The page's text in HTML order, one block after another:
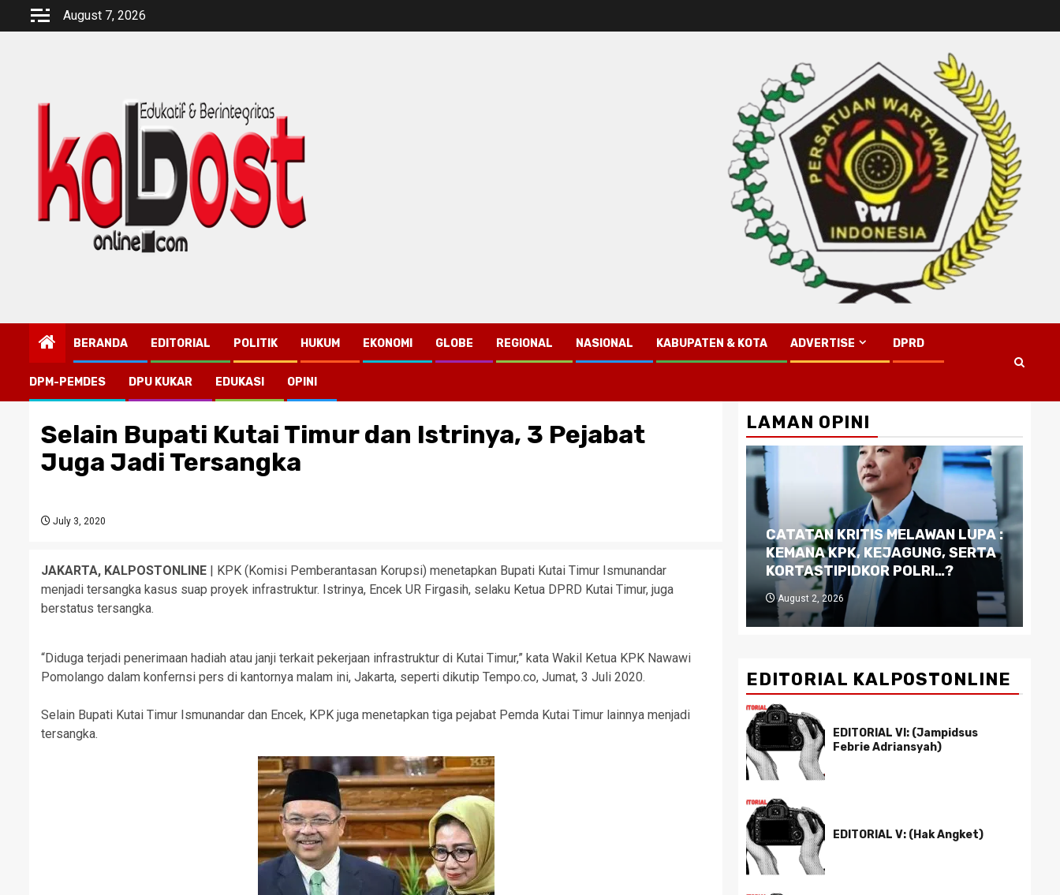
August 7, 2026
BERANDA EDITORIAL POLITIK HUKUM EKONOMI GLOBE REGIONAL NASIONAL KABUPATEN & KOTA ADVERTISE DPRD
DPM-PEMDES DPU KUKAR EDUKASI OPINI
Selain Bupati Kutai Timur dan Istrinya, 3 Pejabat
Juga Jadi Tersangka
July 3, 2020
JAKARTA, KALPOSTONLINE | KPK (Komisi Pemberantasan Korupsi) menetapkan Bupati Kutai Timur Ismunandar
menjadi tersangka kasus suap proyek infrastruktur. Istrinya, Encek UR Firgasih, selaku Ketua DPRD Kutai Timur, juga
berstatus tersangka.
“Diduga terjadi penerimaan hadiah atau janji terkait pekerjaan infrastruktur di Kutai Timur,” kata Wakil Ketua KPK Nawawi
Pomolango dalam konfernsi pers di kantornya malam ini, Jakarta, seperti dikutip Tempo.co, Jumat, 3 Juli 2020.
Selain Bupati Kutai Timur Ismunandar dan Encek, KPK juga menetapkan tiga pejabat Pemda Kutai Timur lainnya menjadi
tersangka.
LAMAN OPINI
CATATAN KRITIS MELAWAN LUPA :
KEMANA KPK, KEJAGUNG, SERTA
KORTASTIPIDKOR POLRI…?
August 2, 2026
EDITORIAL KALPOSTONLINE
EDITORIAL VI: (Jampidsus
Febrie Adriansyah)
EDITORIAL V: (Hak Angket)